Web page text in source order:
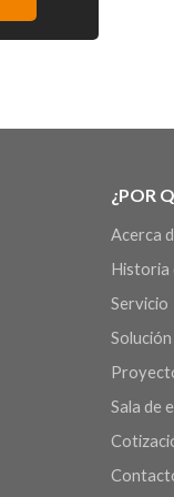
¿POR
Acerca
Historia
Servicio
Solución
Sala de